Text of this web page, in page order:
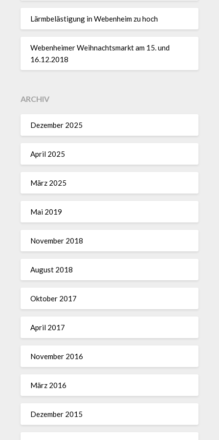
Lärmbelästigung in Webenheim zu hoch
Webenheimer Weihnachtsmarkt am 15. und
16.12.2018
ARCHIV
Dezember 2025
April 2025
März 2025
Mai 2019
November 2018
August 2018
Oktober 2017
April 2017
November 2016
März 2016
Dezember 2015